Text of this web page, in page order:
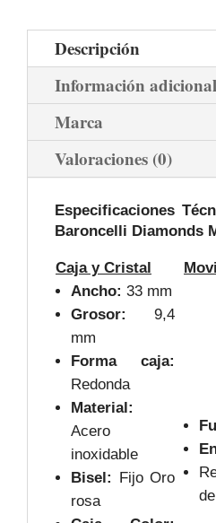
Descripción
Información adicional
Marca
Valoraciones (0)
Especificaciones
Baroncelli Diamonds
Caja y Cristal
Ancho: 33 mm
Grosor:
9,4
mm
Forma caja:
Redonda
Material:
Acero
inoxidable
Bisel:
Fijo Oro
rosa